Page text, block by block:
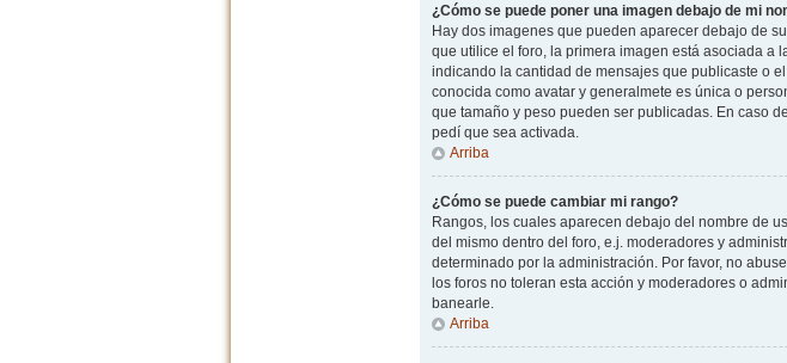
¿Cómo se puede poner una imagen debajo de mi
Hay dos imagenes que pueden aparecer debajo de
que utilice el foro, la primera imagen está asociada a
indicando la cantidad de mensajes que publicaste o
conocida como avatar y generalmete es única o
que tamaño y peso pueden ser publicadas. En caso
pedí que sea activada.
Arriba
¿Cómo se puede cambiar mi rango?
Rangos, los cuales aparecen debajo del nombre de
del mismo dentro del foro, e.j. moderadores y
determinado por la administración. Por favor, no
los foros no toleran esta acción y moderadores o
banearle.
Arriba